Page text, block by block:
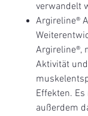
verwandelt
Argireline®
Argireline®,
Aktivität
Effekten.
außerdem